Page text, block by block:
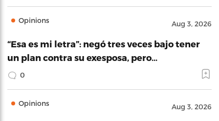
Opinions Aug 3, 2026
“Esa es mi letra”: negó tres veces bajo tener
un plan contra su exesposa, pero…
0
Opinions Aug 3, 2026